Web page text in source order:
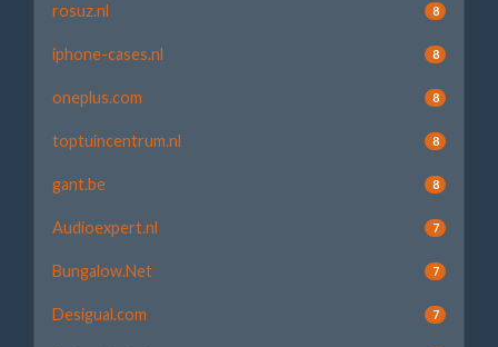
rosuz.nl 8
iphone-cases.nl 8
oneplus.com 8
toptuincentrum.nl 8
gant.be 8
Audioexpert.nl 7
Bungalow.Net 7
Desigual.com 7